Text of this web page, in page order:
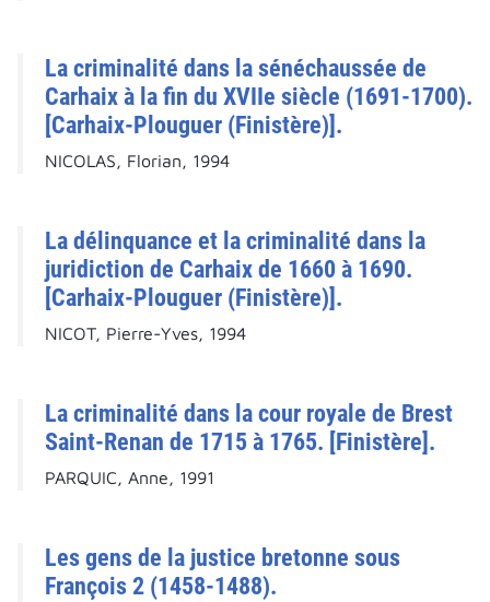
La criminalité dans la sénéchaussée de
Carhaix à la fin du XVIIe siècle (1691-1700).
[Carhaix-Plouguer (Finistère)].
NICOLAS, Florian, 1994
La délinquance et la criminalité dans la
juridiction de Carhaix de 1660 à 1690.
[Carhaix-Plouguer (Finistère)].
NICOT, Pierre-Yves, 1994
La criminalité dans la cour royale de Brest
Saint-Renan de 1715 à 1765. [Finistère].
PARQUIC, Anne, 1991
Les gens de la justice bretonne sous
François 2 (1458-1488).